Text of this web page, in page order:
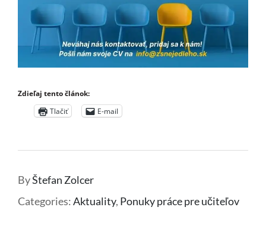
Zdieľaj tento článok:
Tlačiť
E-mail
ByŠtefan Zolcer
Categories:Aktuality, Ponuky práce pre učiteľov